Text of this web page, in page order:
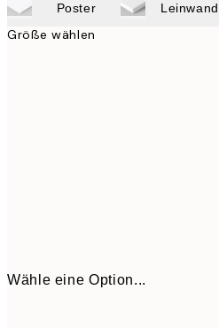
Poster Leinwand
Größe wählen
Wähle eine Option...